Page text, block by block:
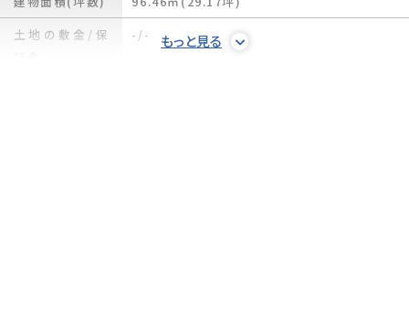
もっと見る
土地の敷金/保
-/-